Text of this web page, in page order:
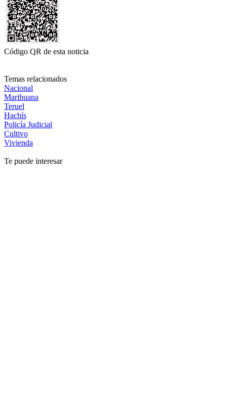
Código QR de esta noticia
Temas relacionados
Nacional
Marihuana
Teruel
Hachís
Policía Judicial
Cultivo
Vivienda
Te puede interesar